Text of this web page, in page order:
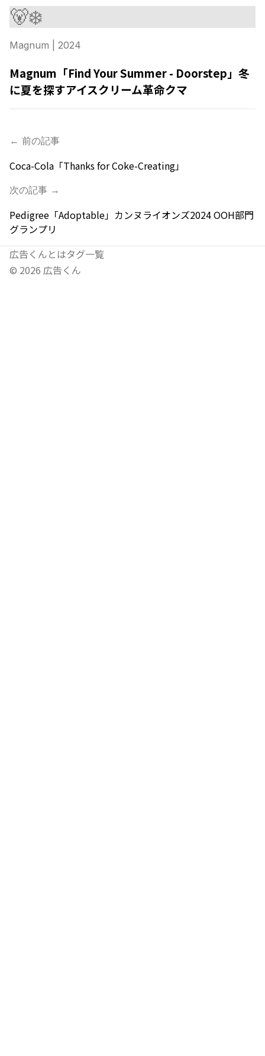
🐻‍❄️
Magnum | 2024
Magnum「Find Your Summer - Doorstep」冬
に夏を探すアイスクリーム革命クマ
← 前の記事
Coca-Cola「Thanks for Coke-Creating」
次の記事 →
Pedigree「Adoptable」カンヌライオンズ2024 OOH部門
グランプリ
広告くんとはタグ一覧
© 2026 広告くん